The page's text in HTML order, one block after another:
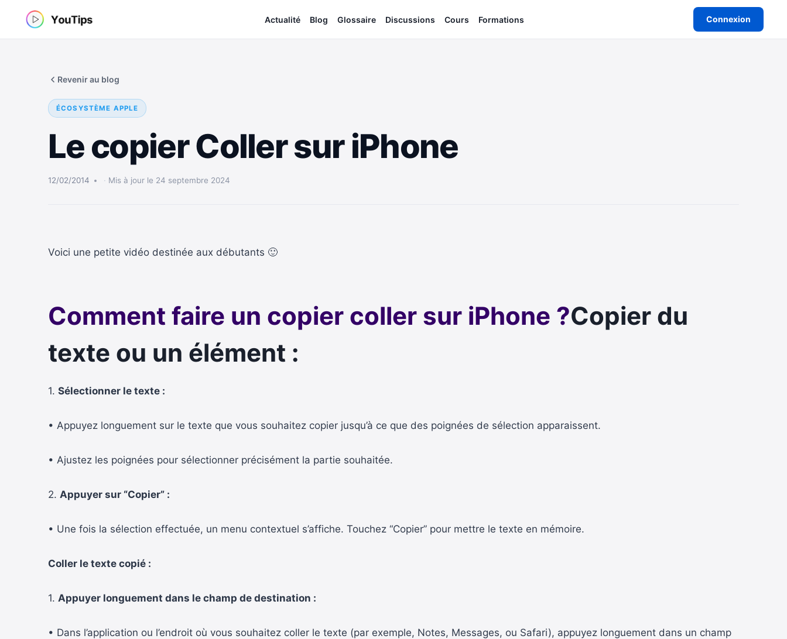
Actualité Blog Glossaire Discussions Cours Formations Connexion
Revenir au blog
ÉCOSYSTÈME APPLE
Le copier Coller sur iPhone
12/02/2014 Mis à jour le 24 septembre 2024
Voici une petite vidéo destinée aux débutants 🙂
Comment faire un copier coller sur iPhone ?Copier du
texte ou un élément :
1. Sélectionner le texte :
• Appuyez longuement sur le texte que vous souhaitez copier jusqu’à ce que des poignées de sélection apparaissent.
• Ajustez les poignées pour sélectionner précisément la partie souhaitée.
2. Appuyer sur “Copier” :
• Une fois la sélection effectuée, un menu contextuel s’affiche. Touchez “Copier” pour mettre le texte en mémoire.
Coller le texte copié :
1. Appuyer longuement dans le champ de destination :
• Dans l’application ou l’endroit où vous souhaitez coller le texte (par exemple, Notes, Messages, ou Safari), appuyez longuement dans un champ